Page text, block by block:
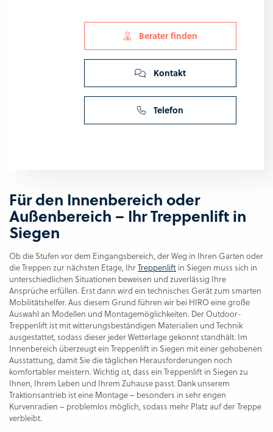
Berater finden
Kontakt
Telefon
Für den Innenbereich oder
Außenbereich – Ihr Treppenlift in
Siegen
Ob die Stufen vor dem Eingangsbereich, der Weg in Ihren Garten oder
die Treppen zur nächsten Etage, IhrTreppenlift in Siegen muss sich in
unterschiedlichen Situationen beweisen und zuverlässig Ihre
Ansprüche erfüllen. Erst dann wird ein technisches Gerät zum smarten
Mobilitätshelfer. Aus diesem Grund führen wir bei HIRO eine große
Auswahl an Modellen und Montagemöglichkeiten. Der Outdoor-
Treppenlift ist mit witterungsbeständigen Materialien und Technik
ausgestattet, sodass dieser jeder Wetterlage gekonnt standhält. Im
Innenbereich überzeugt ein Treppenlift in Siegen mit einer gehobenen
Ausstattung, damit Sie die täglichen Herausforderungen noch
komfortabler meistern. Wichtig ist, dass ein Treppenlift in Siegen zu
Ihnen, Ihrem Leben und Ihrem Zuhause passt. Dank unserem
Traktionsantrieb ist eine Montage – besonders in sehr engen
Kurvenradien – problemlos möglich, sodass mehr Platz auf der Treppe
verbleibt.